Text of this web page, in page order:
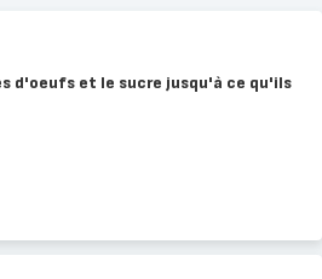
d'oeufs et le sucre jusqu'à ce qu'ils